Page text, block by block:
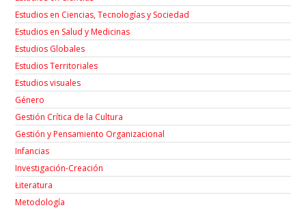
Estudios en Ciencias, Tecnologías y Sociedad
Estudios en Salud y Medicinas
Estudios Globales
Estudios Territoriales
Estudios visuales
Género
Gestión Crítica de la Cultura
Gestión y Pensamiento Organizacional
Infancias
Investigación-Creación
Łiteratura
Metodología